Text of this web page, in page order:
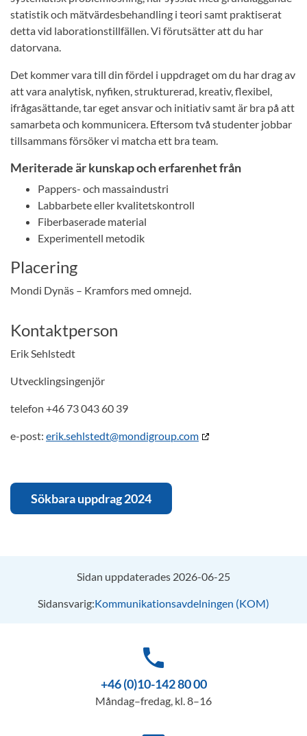
statistik och mätvärdesbehandling i teori samt praktiserat
detta vid laborationstillfällen. Vi förutsätter att du har
datorvana.
Det kommer vara till din fördel i uppdraget om du har drag av
att vara analytisk, nyfiken, strukturerad, kreativ, flexibel,
ifrågasättande, tar eget ansvar och initiativ samt är bra på att
samarbeta och kommunicera. Eftersom två studenter jobbar
tillsammans försöker vi matcha ett bra team.
Meriterade är kunskap och erfarenhet från
Pappers- och massaindustri
Labbarbete eller kvalitetskontroll
Fiberbaserade material
Experimentell metodik
Placering
Mondi Dynäs – Kramfors med omnejd.
Kontaktperson
Erik Sehlstedt
Utvecklingsingenjör
telefon +46 73 043 60 39
e-post: erik.sehlstedt@mondigroup.com
Sökbara uppdrag 2024
Sidan uppdaterades 2026-06-25
Sidansvarig:Kommunikationsavdelningen (KOM)
phone
+46 (0)10-142 80 00
Måndag–fredag, kl. 8–16